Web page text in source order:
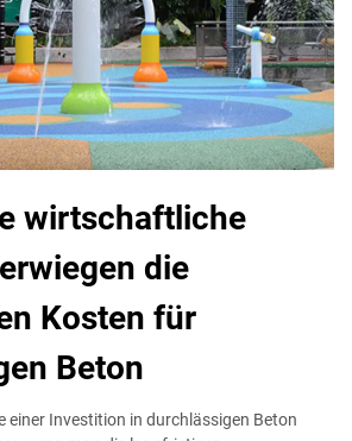
wirtschaftliche
die
Kosten für
Beton
einer Investition in durchlässigen Beton